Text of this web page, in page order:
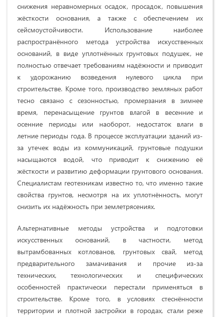
снижения неравномерных осадок, просадок, повышения
жёсткости основания, а также с обеспечением их
сейсмоустойчивости. Использование наиболее
распространённого метода устройства искусственных
оснований, в виде уплотнённых грунтовых подушек, не
полностью отвечает требованиям надёжности и приводит
к удорожанию возведения нулевого цикла при
строительстве. Кроме того, производство земляных работ
тесно связано с сезонностью, промерзания в зимнее
время, перенасыщение грунтов влагой в весенние и
осенние периоды или наоборот, недостаток влаги в
летние периоды года. В процессе эксплуатации зданий из-
за утечек воды из коммуникаций, грунтовые подушки
насыщаются водой, что приводит к снижению её
жёсткости и развитию деформации грунтового основания.
Специалистам геотехникам известно то, что именно такие
свойства грунтов, несмотря на их уплотнённость, могут
снизить их надёжность при землетрясениях.
Альтернативные методы устройства и подготовки
искусственных оснований, в частности, метод
вытрамбованных котлованов, грунтовых свай, метод
предварительного замачивания и прочие из-за
технических, технологических и специфических
особенностей практически перестали применяться в
строительстве. Кроме того, в условиях стеснённости
территории и плотной застройки в городах, стали реже